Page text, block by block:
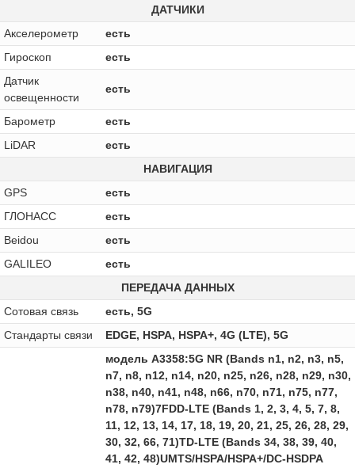
ДАТЧИКИ
Акселерометр
есть
Гироскоп
есть
Датчик
освещенности
есть
Барометр
есть
LiDAR
есть
НАВИГАЦИЯ
GPS
есть
ГЛОНАСС
есть
Beidou
есть
GALILEO
есть
ПЕРЕДАЧА ДАННЫХ
Сотовая связь
есть, 5G
Стандарты связи
EDGE, HSPA, HSPA+, 4G (LTE), 5G
модель A3358:5G NR (Bands n1, n2, n3, n5,
n7, n8, n12, n14, n20, n25, n26, n28, n29, n30,
n38, n40, n41, n48, n66, n70, n71, n75, n77,
n78, n79)7FDD-LTE (Bands 1, 2, 3, 4, 5, 7, 8,
11, 12, 13, 14, 17, 18, 19, 20, 21, 25, 26, 28, 29,
30, 32, 66, 71)TD-LTE (Bands 34, 38, 39, 40,
41, 42, 48)UMTS/HSPA/HSPA+/DC‑HSDPA